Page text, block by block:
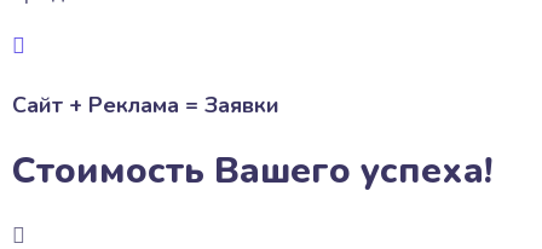
Сайт + Реклама = Заявки
Стоимость Вашего успеха!